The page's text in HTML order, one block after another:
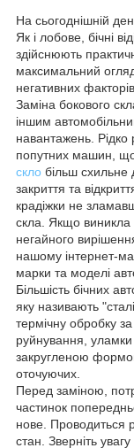
На сьогоднішній
Як і лобове, бічні
здійснюють
максимальний
негативних
Заміна бокового
іншим
навантажень. Рідко
попутних машин, що
скло більш схильне
закриття та
крадіжки не
скла. Якщо виникла
негайного
нашому інтернет-
марки та моделі
Більшість бічних
яку називають
термічну обробку
руйнування, уламки
закругленою
оточуючих.
Перед заміною,
частинок
нове. Проводиться
стан. Зверніть